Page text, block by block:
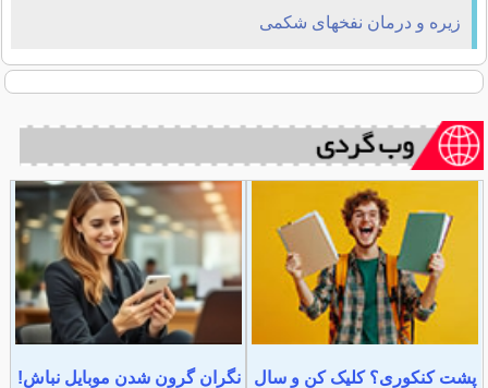
زیره و درمان نفخهای شکمی
پشت کنکوری؟ کلیک کن و سال
نگران گرون شدن موبایل نباش!